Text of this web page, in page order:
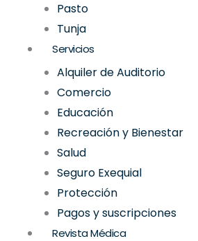
Pasto
Tunja
Servicios
Alquiler de Auditorio
Comercio
Educación
Recreación y Bienestar
Salud
Seguro Exequial
Protección
Pagos y suscripciones
Revista Médica